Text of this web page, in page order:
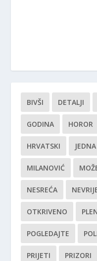
BIVŠI DETALJI
GODINA HOROR
HRVATSKI JEDNA
MILANOVIĆ
NESREĆA
OTKRIVENO
POGLEDAJTE
PRIJETI PRIZORI